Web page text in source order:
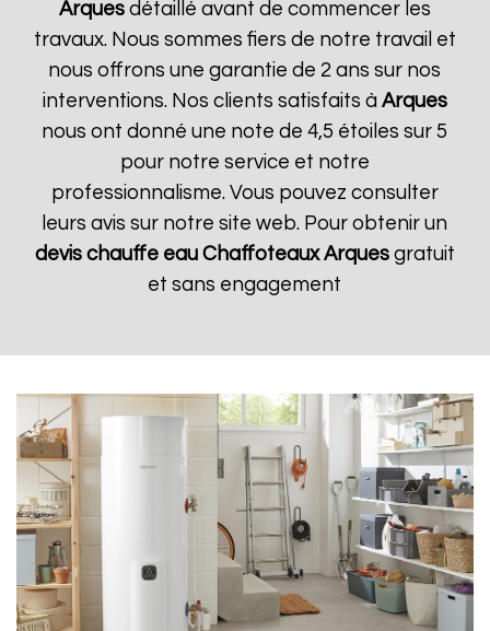
Arquesdétaillé avant de commencer les
travaux. Nous sommes fiers de notre travail et
nous offrons une garantie de 2 ans sur nos
interventions. Nos clients satisfaits à Arques
nous ont donné une note de 4,5 étoiles sur 5
pour notre service et notre
professionnalisme. Vous pouvez consulter
leurs avis sur notre site web. Pour obtenir un
devis chauffe eau Chaffoteaux Arquesgratuit
et sans engagement